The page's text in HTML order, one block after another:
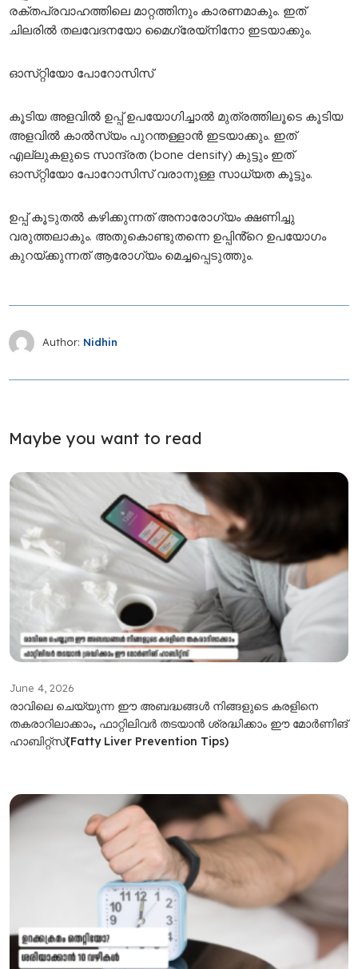
രക്തപ്രവാഹത്തിലെ മാറ്റത്തിനും കാരണമാകും. ഇത്
ചിലരിൽ തലവേദനയോ മൈഗ്രേയ്നിനോ ഇടയാക്കും.
ഓസ്റ്റിയോ പോറോസിസ്
കൂടിയ അളവിൽ ഉപ്പ് ഉപയോഗിച്ചാൽ മുത്രത്തിലൂടെ കൂടിയ
അളവിൽ കാൽസ്യം പുറന്തള്ളാൻ ഇടയാക്കും. ഇത്
എല്ലുകളുടെ സാന്ദ്രത (bone density) കുട്ടും ഇത്
ഓസ്‌റ്റിയോ പോറോസിസ് വരാനുള്ള സാധ്യത കൂട്ടും.
ഉപ്പ് കൂടുതൽ കഴിക്കുന്നത് അനാരോഗ്യം ക്ഷണിച്ചു
വരുത്തലാകും. അതുകൊണ്ടുതന്നെ ഉപ്പിൻ്റെ ഉപയോഗം
കുറയ്ക്കുന്നത് ആരോഗ്യം മെച്ചപ്പെടുത്തും.
Author: Nidhin
Maybe you want to read
June 4, 2026
രാവിലെ ചെയ്യുന്ന ഈ അബദ്ധങ്ങൾ നിങ്ങളുടെ കരളിനെ
തകരാറിലാക്കാം, ഫാറ്റിലിവർ ത‌ടയാൻ ശ്രദ്ധിക്കാം ഈ മോർണിങ്
ഹാബിറ്റ്സ്(Fatty Liver Prevention Tips)